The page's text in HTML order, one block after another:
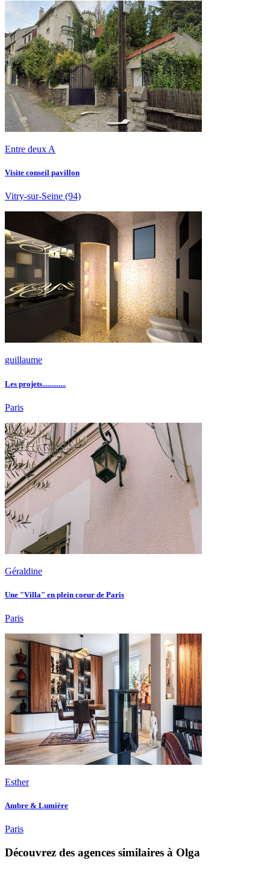
Entre deux A
Visite conseil pavillon
Vitry-sur-Seine (94)
guillaume
Les projets.............
Paris
Géraldine
Une "Villa" en plein coeur de Paris
Paris
Esther
Ambre & Lumière
Paris
Découvrez des agences similaires à Olga